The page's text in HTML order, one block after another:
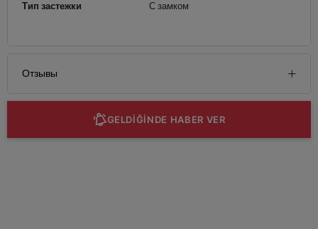
Тип застежки С замком
Отзывы
GELDİĞİNDE HABER VER